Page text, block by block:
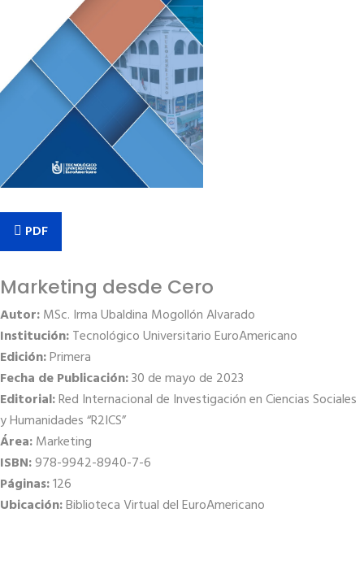
PDF
Marketing desde Cero
Autor:MSc. Irma Ubaldina Mogollón Alvarado
Institución:Tecnológico Universitario EuroAmericano
Edición:Primera
Fecha de Publicación:30 de mayo de 2023
Editorial:Red Internacional de Investigación en Ciencias Sociales
y Humanidades “R2ICS”
Área:Marketing
ISBN:978-9942-8940-7-6
Páginas:126
Ubicación:Biblioteca Virtual del EuroAmericano